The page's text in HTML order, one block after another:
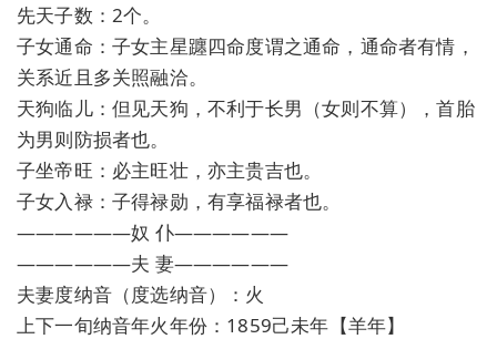
先天子数：2个。
子女通命：子女主星躔四命度谓之通命，通命者有情，
关系近且多关照融洽。
天狗临儿：但见天狗，不利于长男（女则不算），首胎
为男则防损者也。
子坐帝旺：必主旺壮，亦主贵吉也。
子女入禄：子得禄勋，有享福禄者也。
——————奴 仆——————
——————夫 妻——————
夫妻度纳音（度选纳音）：火
上下一旬纳音年火年份：1859己未年【羊年】